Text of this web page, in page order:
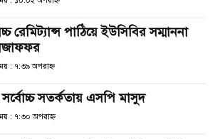
রেমিট্যান্স পাঠিয়ে ইউসিবির সম্মাননা
: ৭:৩৯ অপরাহ্ণ
সর্বোচ্চ সতর্কতায় এসপি মাসুদ
: ৭:৩০ অপরাহ্ণ